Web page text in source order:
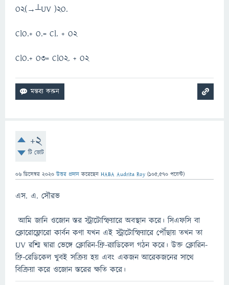
O2(→┴UV )2O.
ClO.+ O.= Cl. + O2
ClO.+ O3= ClO2. + O2
+2
টি ভোট
06 ডিসেম্বর 2020 উত্তর প্রদান করেছেন HABA Audrita Roy (105,570 পয়েন্ট)
এস. এ. সৌরভ
আমি জানি ওজোন স্তর স্ট্রাটোস্ফিয়ারে অবস্থান করে। সিএফসি বা
ক্লোরোফ্লোরো কার্বন কণা যখন এই স্ট্রাটোস্ফিয়ারে পৌঁছায় তখন তা
UV রশ্মি দ্বারা ভেঙ্গে ক্লোরিন-ফ্রি-র‍্যাডিকেল গঠন করে। উক্ত ক্লোরিন-
ফ্রি-রেডিকেল খুবই সক্রিয় হয় এবং একজন আরেকজনের সাথে
বিক্রিয়া করে ওজোন স্তরের ক্ষতি করে।